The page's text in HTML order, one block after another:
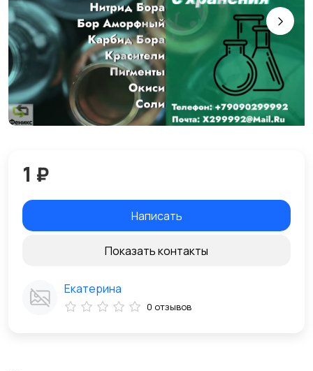
1 ₽
Написать
Показать контакты
Екатерина
0 отзывов